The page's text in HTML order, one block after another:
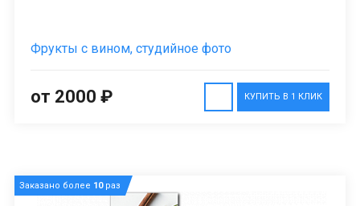
Фрукты с вином, студийное фото
КУПИТЬ В 1 КЛИК
от 2000 ₽
Заказано более 10раз